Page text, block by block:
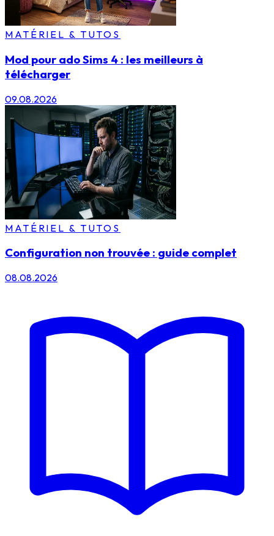
MATÉRIEL & TUTOS
Mod pour ado Sims 4 : les meilleurs à
télécharger
09.08.2026
MATÉRIEL & TUTOS
Configuration non trouvée : guide complet
08.08.2026